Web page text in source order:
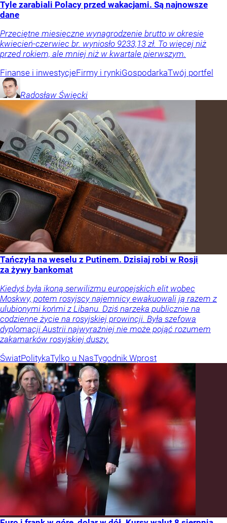
Tyle zarabiali Polacy przed wakacjami. Są najnowsze
dane
Przeciętne miesięczne wynagrodzenie brutto w okresie
kwiecień-czerwiec br. wyniosło 9233,13 zł. To więcej niż
przed rokiem, ale mniej niż w kwartale pierwszym.
Finanse i inwestycjeFirmy i rynkiGospodarkaTwój portfel
Radosław Święcki
Tańczyła na weselu z Putinem. Dzisiaj robi w Rosji
za żywy bankomat
Kiedyś była ikoną serwilizmu europejskich elit wobec
Moskwy, potem rosyjscy najemnicy ewakuowali ją razem z
ulubionymi końmi z Libanu. Dziś narzeka publicznie na
codzienne życie na rosyjskiej prowincji. Była szefowa
dyplomacji Austrii najwyraźniej nie może pojąć rozumem
zakamarków rosyjskiej duszy.
ŚwiatPolitykaTylko u NasTygodnik Wprost